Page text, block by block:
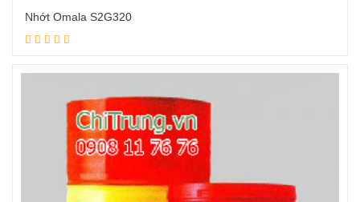
Nhớt Omala S2G320